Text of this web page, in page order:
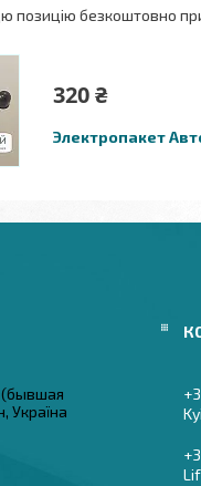
позицію безкоштовно
320 ₴
Электропакет
(бывшая
Україна